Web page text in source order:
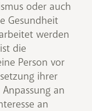
oder auch
Gesundheit
werden
die
Person vor
ihrer
an
an